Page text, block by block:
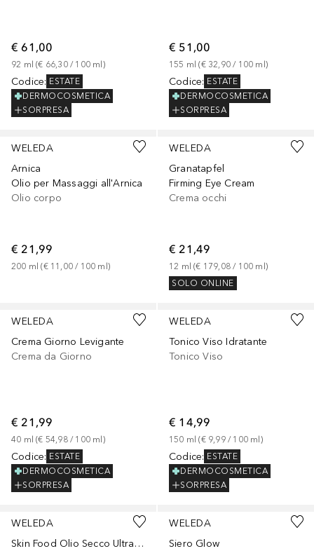
€ 61,00
92 ml (€ 66,30 / 100 ml )
Codice: ESTATE
DERMOCOSMETICA
SORPRESA
€ 51,00
155 ml (€ 32,90 / 100 ml )
Codice: ESTATE
DERMOCOSMETICA
SORPRESA
WELEDA
Arnica
Olio per Massaggi all'Arnica
Olio corpo
€ 21,99
200 ml (€ 11,00 / 100 ml )
WELEDA
Granatapfel
Firming Eye Cream
Crema occhi
€ 21,49
12 ml (€ 179,08 / 100 ml )
SOLO ONLINE
WELEDA
Crema Giorno Levigante
Crema da Giorno
€ 21,99
40 ml (€ 54,98 / 100 ml )
Codice: ESTATE
DERMOCOSMETICA
SORPRESA
WELEDA
Tonico Viso Idratante
Tonico Viso
€ 14,99
150 ml (€ 9,99 / 100 ml )
Codice: ESTATE
DERMOCOSMETICA
SORPRESA
WELEDA
Skin Food Olio Secco Ultra-Light
WELEDA
Siero Glow